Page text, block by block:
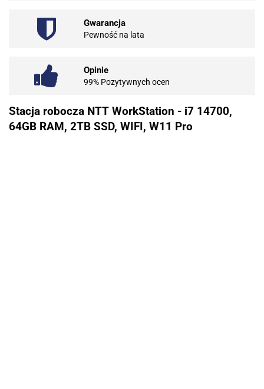
Gwarancja
Pewność na lata
Opinie
99% Pozytywnych ocen
Stacja robocza NTT WorkStation - i7 14700,
64GB RAM, 2TB SSD, WIFI, W11 Pro